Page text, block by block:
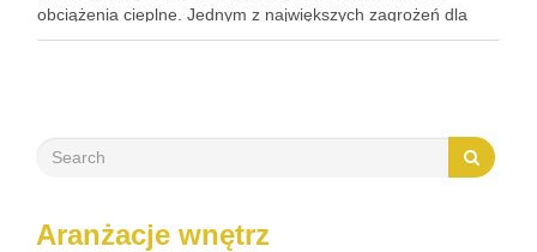
obciążenia cieplne. Jednym z największych zagrożeń dla
jego trwałości jest kondensacja pary wodnej. Proces ten, jeśli
Aranżacje wnętrz